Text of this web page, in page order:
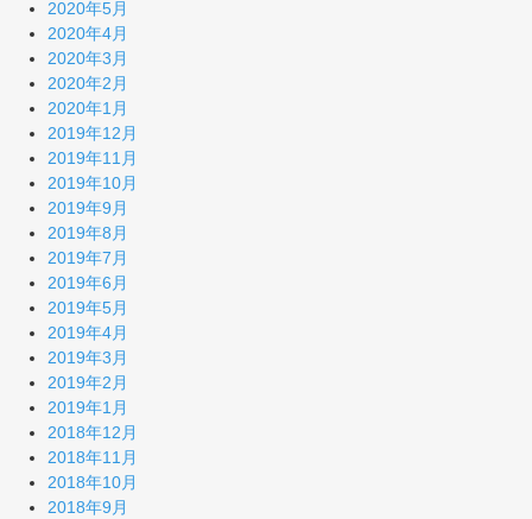
2020年5月
2020年4月
2020年3月
2020年2月
2020年1月
2019年12月
2019年11月
2019年10月
2019年9月
2019年8月
2019年7月
2019年6月
2019年5月
2019年4月
2019年3月
2019年2月
2019年1月
2018年12月
2018年11月
2018年10月
2018年9月